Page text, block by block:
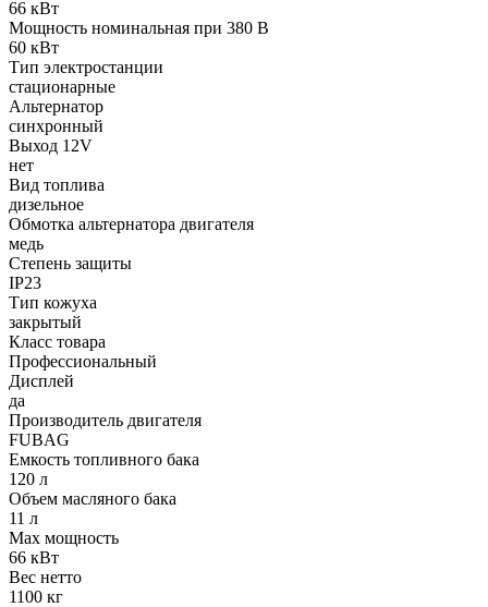
66 кВт
Мощность номинальная при 380 В
60 кВт
Тип электростанции
стационарные
Альтернатор
синхронный
Выход 12V
нет
Вид топлива
дизельное
Обмотка альтернатора двигателя
медь
Степень защиты
IP23
Тип кожуха
закрытый
Класс товара
Профессиональный
Дисплей
да
Производитель двигателя
FUBAG
Емкость топливного бака
120 л
Объем масляного бака
11 л
Max мощность
66 кВт
Вес нетто
1100 кг